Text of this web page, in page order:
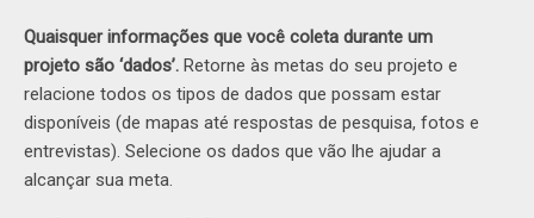
Quaisquer informações que você coleta durante um
projeto são ‘dados’. Retorne às metas do seu projeto e
relacione todos os tipos de dados que possam estar
disponíveis (de mapas até respostas de pesquisa, fotos e
entrevistas). Selecione os dados que vão lhe ajudar a
alcançar sua meta.